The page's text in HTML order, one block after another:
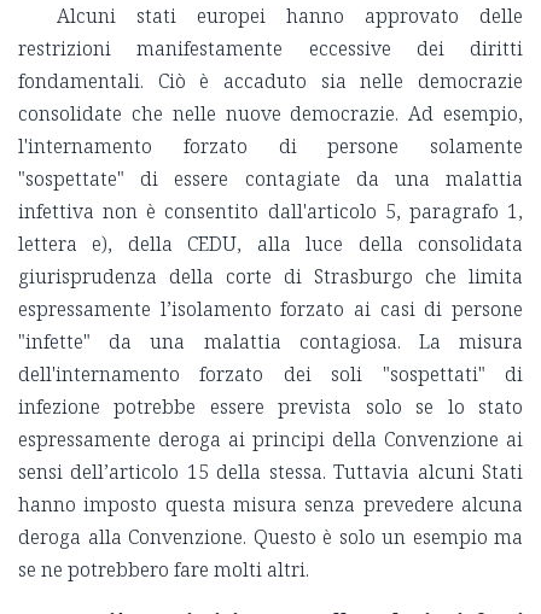
Alcuni stati europei hanno approvato delle
restrizioni manifestamente eccessive dei diritti
fondamentali. Ciò è accaduto sia nelle democrazie
consolidate che nelle nuove democrazie. Ad esempio,
l'internamento forzato di persone solamente
"sospettate" di essere contagiate da una malattia
infettiva non è consentito dall'articolo 5, paragrafo 1,
lettera e), della CEDU, alla luce della consolidata
giurisprudenza della corte di Strasburgo che limita
espressamente l’isolamento forzato ai casi di persone
"infette" da una malattia contagiosa. La misura
dell'internamento forzato dei soli "sospettati" di
infezione potrebbe essere prevista solo se lo stato
espressamente deroga ai principi della Convenzione ai
sensi dell’articolo 15 della stessa. Tuttavia alcuni Stati
hanno imposto questa misura senza prevedere alcuna
deroga alla Convenzione. Questo è solo un esempio ma
se ne potrebbero fare molti altri.